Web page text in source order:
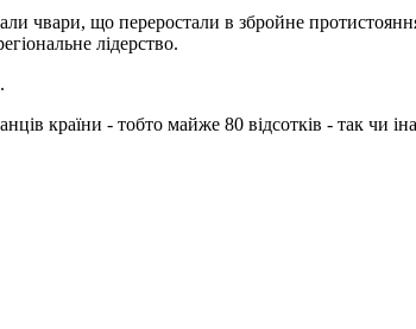
чвари, що переростали в збройне
лідерство.
країни - тобто майже 80 відсотків - так чи